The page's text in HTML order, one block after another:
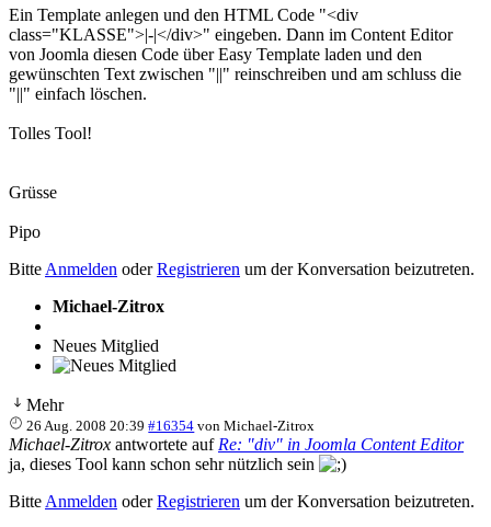
Ein Template anlegen und den HTML Code "<div
class="KLASSE">|-|</div>" eingeben. Dann im Content Editor
von Joomla diesen Code über Easy Template laden und den
gewünschten Text zwischen "||" reinschreiben und am schluss die
"||" einfach löschen.
Tolles Tool!
Grüsse
Pipo
Bitte Anmelden oderRegistrieren um der Konversation beizutreten.
Michael-Zitrox
Neues Mitglied
Mehr
26 Aug. 2008 20:39 #16354 vonMichael-Zitrox
Michael-Zitrox antwortete auf Re: "div" in Joomla Content Editor
ja, dieses Tool kann schon sehr nützlich sein
Bitte Anmelden oderRegistrieren um der Konversation beizutreten.